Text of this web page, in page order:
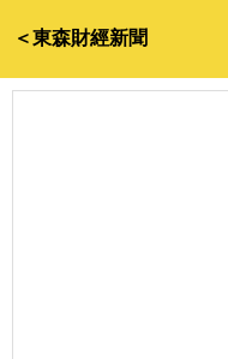
＜東森財經新聞